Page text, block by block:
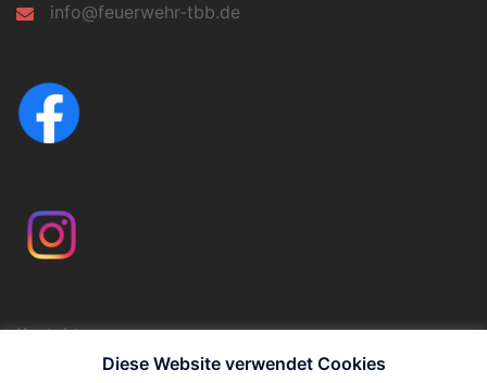
info@feuerwehr-tbb.de
Kontakt
ImpressumDiese Website verwendet Cookies